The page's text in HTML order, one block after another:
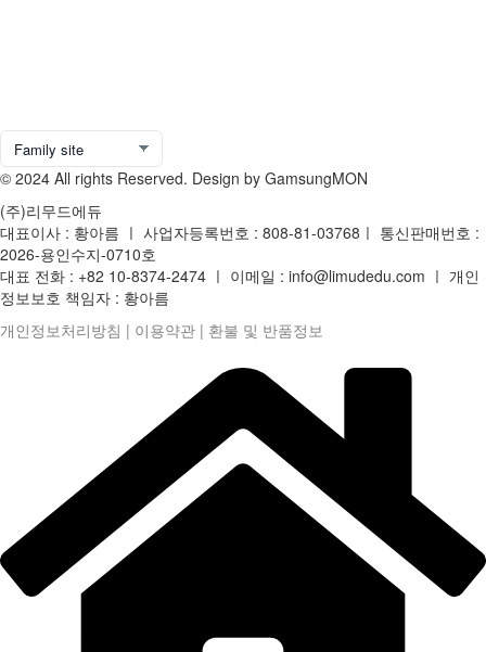
© 2024 All rights Reserved. Design by GamsungMON
(주)리무드에듀
대표이사 : 황아름 ㅣ 사업자등록번호 : 808-81-03768ㅣ 통신판매번호 :
2026-용인수지-0710호
대표 전화 : +82 10-8374-2474 ㅣ 이메일 : info@limudedu.com ㅣ 개인
정보보호 책임자 : 황아름
개인정보처리방침 | 이용약관 | 환불 및 반품정보